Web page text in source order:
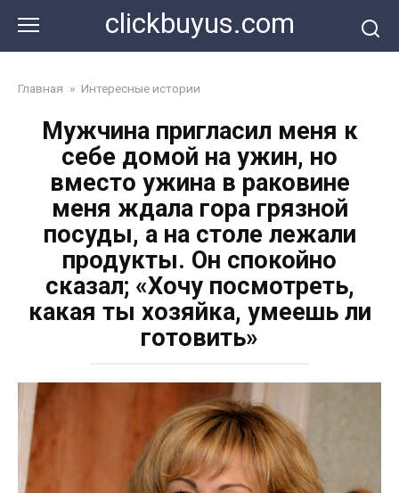
контенту
clickbuyus.com
Главная » Интересные истории
Мужчина пригласил меня к
себе домой на ужин, но
вместо ужина в раковине
меня ждала гора грязной
посуды, а на столе лежали
продукты. Он спокойно
сказал; «Хочу посмотреть,
какая ты хозяйка, умеешь ли
готовить»